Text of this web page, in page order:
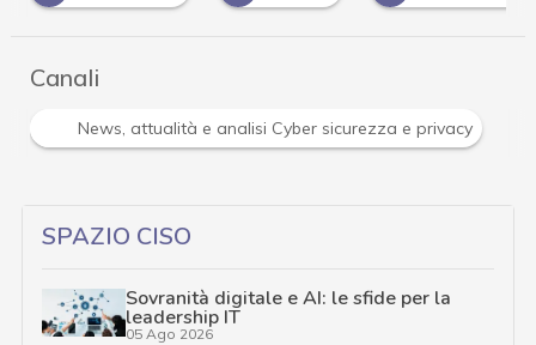
Canali
e analisi Cyber sicurezza e privacy R Ransomware
SPAZIO CISO
Sovranità digitale e AI: le sfide per la
leadership IT
05 Ago 2026